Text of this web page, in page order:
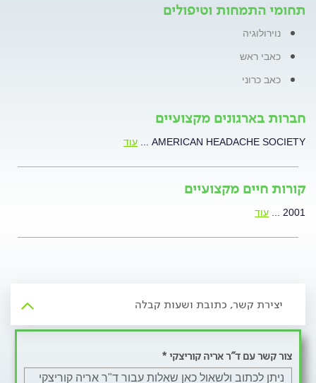
תחומי התמחות וטיפולים
נוירולוגיה
כאבי ראש
כאב כרוני
חברות בארגונים מקצועיים
AMERICAN HEADACHE SOCIETY עוד
קורות חיים מקצועיים
2001 עוד
יצירת קשר, כתובת ושעות קבלה
צור קשר עם ד"ר אריה קוריצקי *